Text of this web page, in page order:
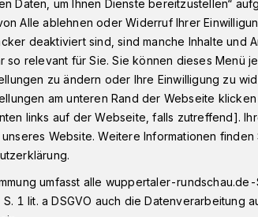
für Kitas“:
Geld vom
Kita-Jahres in NRW ziehen
in Wuppertal eine positive
(PiA), bei der sich Theorie und
Daten, um Ihnen Dienste bereitzustellen“
Alle ablehnen oder Widerruf Ihrer
deaktiviert sind, sind manche Inhalte und
so relevant für Sie. Sie können dieses Menü
zu ändern oder Ihre Einwilligung zu
am unteren Rand der Webseite
links auf der Webseite, falls zutreffend].
Website. Weitere Informationen finden
umfasst alle wuppertaler-
1 lit. a DSGVO auch die Datenverarbeitung